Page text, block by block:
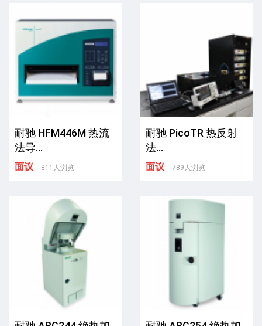
耐驰 HFM446M 热流
法导...
面议 811人浏览
耐驰 PicoTR 热反射
法...
面议 789人浏览